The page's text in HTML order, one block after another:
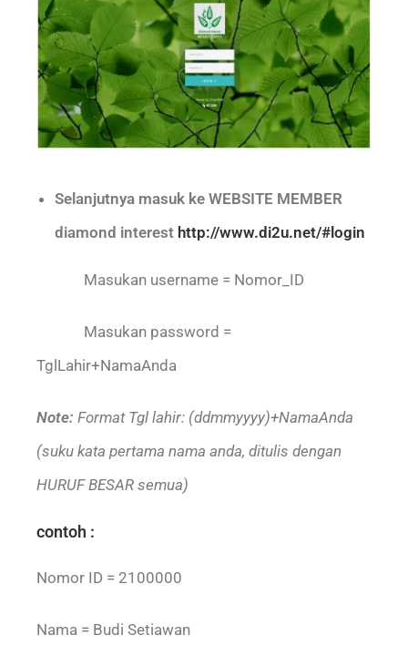
Selanjutnya masuk ke WEBSITE MEMBER
diamond interest http://www.di2u.net/#login
Masukan username = Nomor_ID
Masukan password =
TglLahir+NamaAnda
Note: Format Tgl lahir: (ddmmyyyy)+NamaAnda
(suku kata pertama nama anda, ditulis dengan
HURUF BESAR semua)
contoh :
Nomor ID = 2100000
Nama = Budi Setiawan